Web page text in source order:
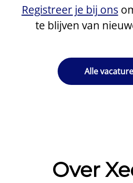
Registreer je bij ons
te blijven van
Alle
Over